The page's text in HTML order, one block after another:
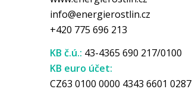
info@energierostlin.cz
+420 775 696 213
KB č.ú.: 43-4365 690 217/0100
KB euro účet:
CZ63 0100 0000 4343 6601 0287